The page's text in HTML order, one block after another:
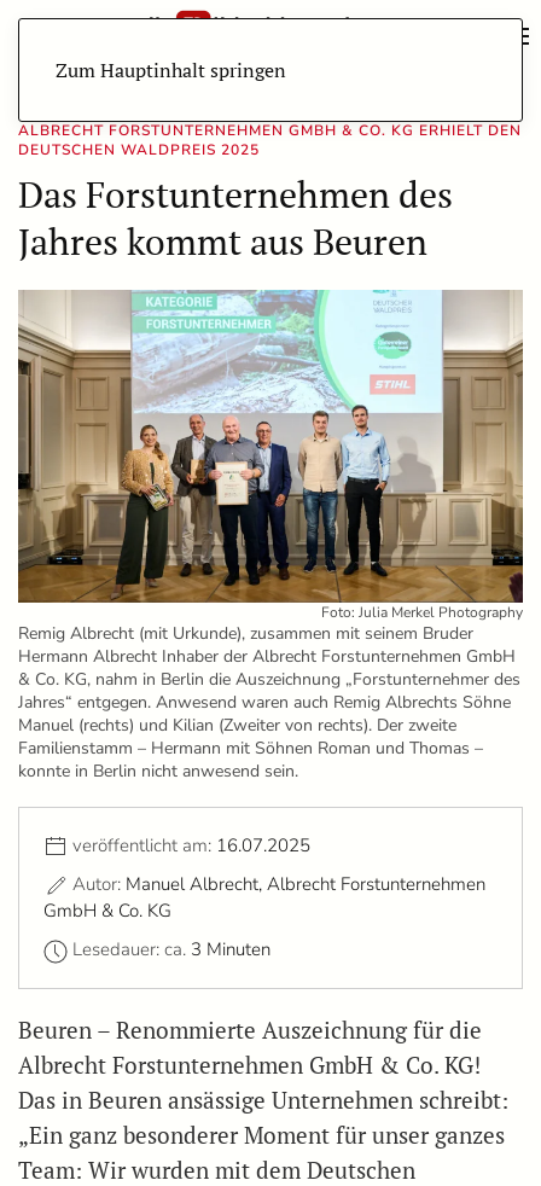
Zum Hauptinhalt springen
ALBRECHT FORSTUNTERNEHMEN GMBH & CO. KG ERHIELT DEN
DEUTSCHEN WALDPREIS 2025
Das Forstunternehmen des
Jahres kommt aus Beuren
Foto: Julia Merkel Photography
Remig Albrecht (mit Urkunde), zusammen mit seinem Bruder
Hermann Albrecht Inhaber der Albrecht Forstunternehmen GmbH
& Co. KG, nahm in Berlin die Auszeichnung „Forstunternehmer des
Jahres“ entgegen. Anwesend waren auch Remig Albrechts Söhne
Manuel (rechts) und Kilian (Zweiter von rechts). Der zweite
Familienstamm – Hermann mit Söhnen Roman und Thomas –
konnte in Berlin nicht anwesend sein.
veröffentlicht am: 16.07.2025
Autor: Manuel Albrecht, Albrecht Forstunternehmen
GmbH & Co. KG
Lesedauer: ca. 3 Minuten
Beuren – Renommierte Auszeichnung für die
Albrecht Forstunternehmen GmbH & Co. KG!
Das in Beuren ansässige Unternehmen schreibt:
„Ein ganz besonderer Moment für unser ganzes
Team: Wir wurden mit dem Deutschen